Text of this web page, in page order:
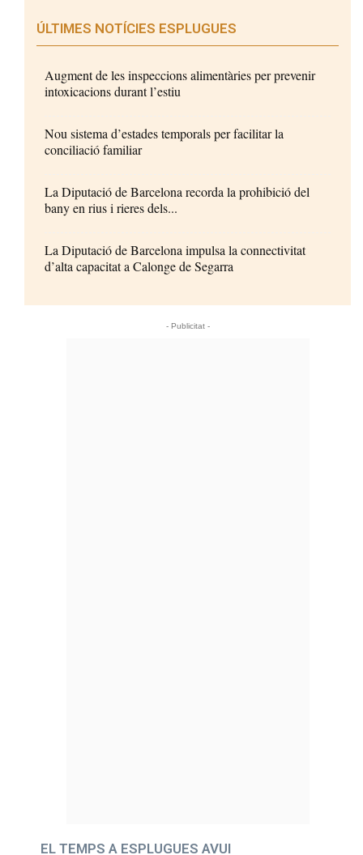
ÚLTIMES NOTÍCIES ESPLUGUES
Augment de les inspeccions alimentàries per prevenir
intoxicacions durant l’estiu
Nou sistema d’estades temporals per facilitar la
conciliació familiar
La Diputació de Barcelona recorda la prohibició del
bany en rius i rieres dels...
La Diputació de Barcelona impulsa la connectivitat
d’alta capacitat a Calonge de Segarra
- Publicitat -
EL TEMPS A ESPLUGUES AVUI